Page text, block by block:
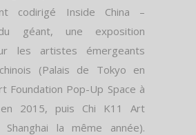
codirigé Inside China –
du géant, une exposition
les artistes émergeants
(Palais de Tokyo en
Foundation Pop-Up Space à
en 2015, puis Chi K11 Art
Shanghai la même année).